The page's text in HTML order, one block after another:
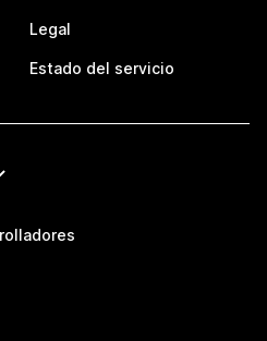
Legal
Estado del servicio